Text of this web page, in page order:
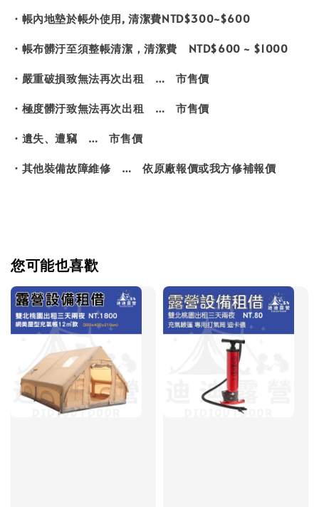
・帳內地墊於帳外使用, 清潔費NTD$300~$600
・帳布髒汙至須整帳清潔，清潔費 NTD$600 ~ $1000
・嚴重破損致無法再次出租 … 市售價
・極度髒汙致無法再次出租 … 市售價
・遺失、遭竊 … 市售價
・其他裝備故障維修 … 依原廠報價或我方修補報價
您可能也喜歡